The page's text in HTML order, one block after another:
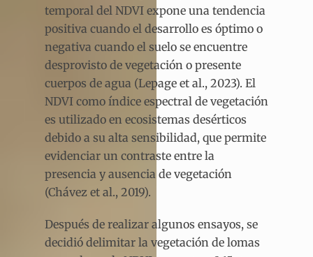
temporal del NDVI expone una tendencia
positiva cuando el desarrollo es óptimo o
negativa cuando el suelo se encuentre
desprovisto de vegetación o presente
cuerpos de agua (Lepage et al., 2023). El
NDVI como índice espectral de vegetación
es utilizado en ecosistemas desérticos
debido a su alta sensibilidad, que permite
evidenciar un contraste entre la
presencia y ausencia de vegetación
(Chávez et al., 2019).
Después de realizar algunos ensayos, se
decidió delimitar la vegetación de lomas